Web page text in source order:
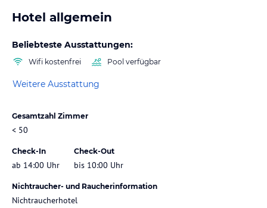
Hotel allgemein
Beliebteste Ausstattungen:
Wifi kostenfrei Pool verfügbar
Weitere Ausstattung
Gesamtzahl Zimmer
< 50
Check-In
ab 14:00 Uhr
Check-Out
bis 10:00 Uhr
Nichtraucher- und Raucherinformation
Nichtraucherhotel